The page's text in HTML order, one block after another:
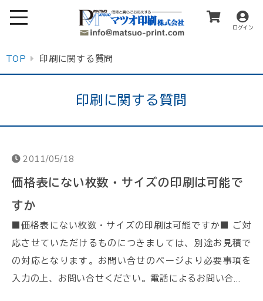
ログイン
TOP 印刷に関する質問
印刷に関する質問
2011/05/18
価格表にない枚数・サイズの印刷は可能で
すか
■価格表にない枚数・サイズの印刷は可能ですか■ ご対
応させていただけるものにつきましては、別途お見積で
の対応となります。お問い合せのページより必要事項を
入力の上、お問い合せください。電話によるお問い合…